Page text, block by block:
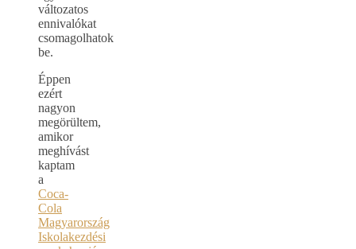
változatos
ennivalókat
csomagolhatok
be.
Éppen
ezért
nagyon
megörültem,
amikor
meghívást
kaptam
a
Coca-
Cola
Magyarország
Iskolakezdési